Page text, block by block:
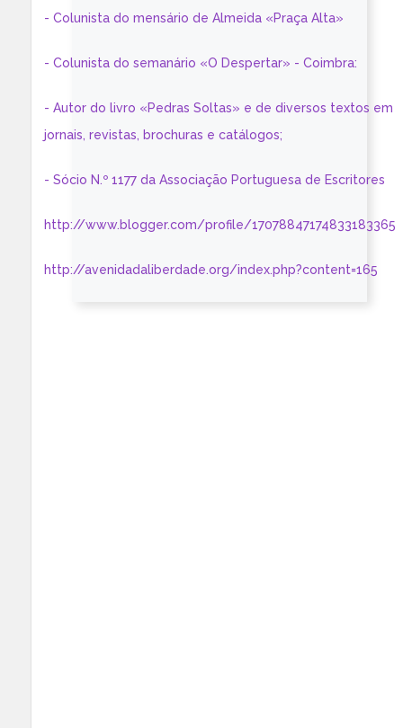
- Colunista do mensário de Almeida «Praça Alta»
- Colunista do semanário «O Despertar» - Coimbra:
- Autor do livro «Pedras Soltas» e de diversos textos em
jornais, revistas, brochuras e catálogos;
- Sócio N.º 1177 da Associação Portuguesa de Escritores
http://www.blogger.com/profile/17078847174833183365
http://avenidadaliberdade.org/index.php?content=165